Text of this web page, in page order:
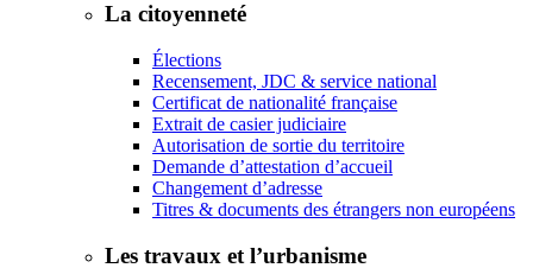
La citoyenneté
Élections
Recensement, JDC & service national
Certificat de nationalité française
Extrait de casier judiciaire
Autorisation de sortie du territoire
Demande d’attestation d’accueil
Changement d’adresse
Titres & documents des étrangers non européens
Les travaux et l’urbanisme